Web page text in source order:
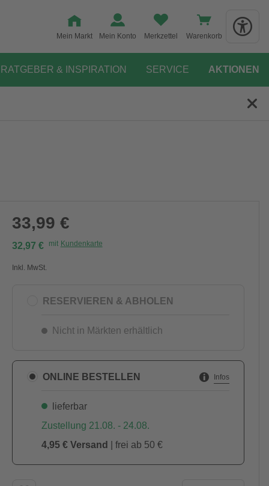
Mein Markt Mein Konto Merkzettel Warenkorb
RATGEBER & INSPIRATION SERVICE AKTIONEN
33,99 €
32,97 € mit Kundenkarte
Inkl. MwSt.
RESERVIEREN & ABHOLEN
Nicht in Märkten erhältlich
ONLINE BESTELLEN Infos
lieferbar
Zustellung 21.08. - 24.08.
4,95 € Versand
| frei ab 50 €